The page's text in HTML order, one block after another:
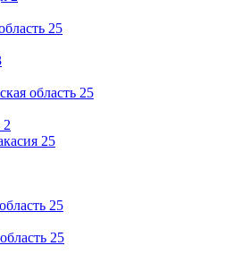
25
область 25
2
25
25
25